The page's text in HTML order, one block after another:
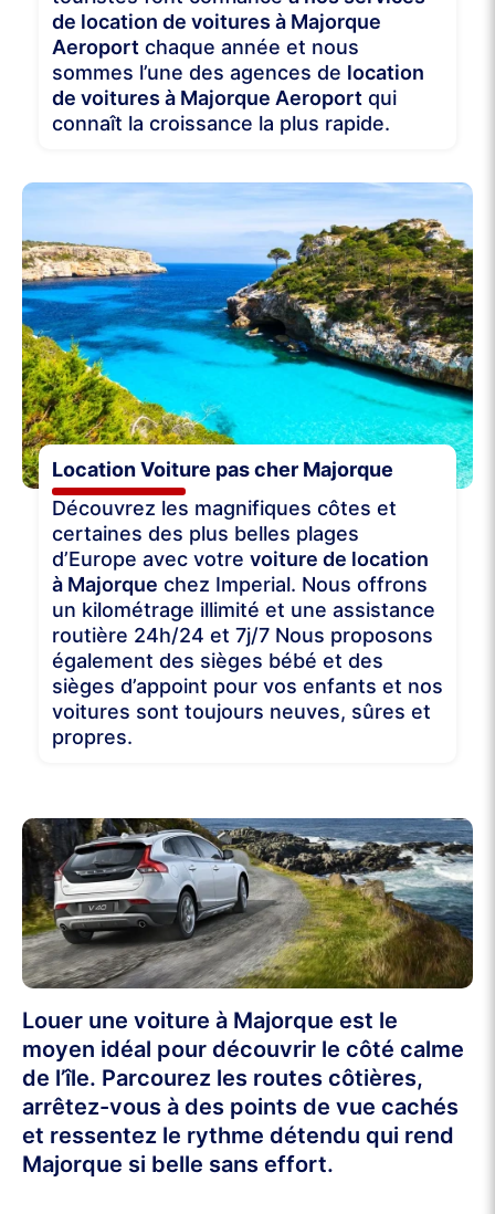
de location de voitures à Majorque
Aeroport chaque année et nous
sommes l’une des agences de location
de voitures à Majorque Aeroport qui
connaît la croissance la plus rapide.
Location Voiture pas cher Majorque
Découvrez les magnifiques côtes et
certaines des plus belles plages
d’Europe avec votre voiture de location
à Majorque chez Imperial. Nous offrons
un kilométrage illimité et une assistance
routière 24h/24 et 7j/7 Nous proposons
également des sièges bébé et des
sièges d’appoint pour vos enfants et nos
voitures sont toujours neuves, sûres et
propres.
Louer une voiture à Majorque est le
moyen idéal pour découvrir le côté calme
de l’île. Parcourez les routes côtières,
arrêtez-vous à des points de vue cachés
et ressentez le rythme détendu qui rend
Majorque si belle sans effort.